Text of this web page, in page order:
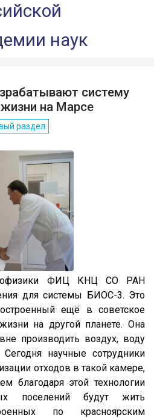
наук
систему
на Марсе
раздел
ФИЦ КНЦ СО РАН
для системы БИОС-3. Это
ещё в советское
на другой планете. Она
производить воздух, воду
научные сотрудники
отходов в такой камере,
благодаря этой технологии
поселений будут жить
по красноярским